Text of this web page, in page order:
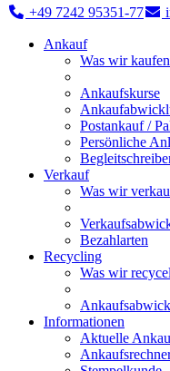
+49 7242 95351-77
Ankauf
Was wir kaufen
Ankaufskurse
Postankauf /
Persönliche
Verkauf
Was wir
Bezahlarten
Recycling
Was wir
Informationen
Aktuelle